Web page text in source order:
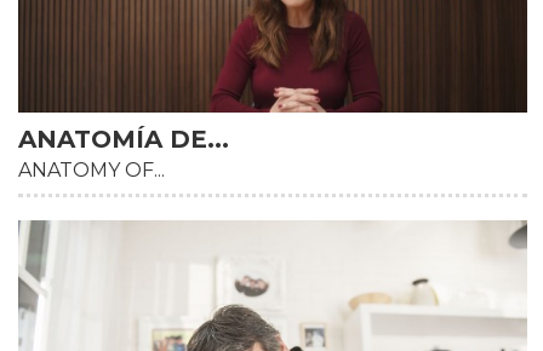
ANATOMÍA DE...
ANATOMY OF...